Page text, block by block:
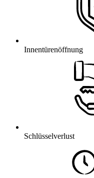
Innentürenöffnung
Schlüsselverlust